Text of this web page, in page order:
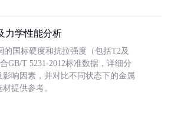
力学性能分析
的国标硬度和抗拉强度（包括T2及
GB/T 5231-2012标准数据，详细分
响因素，并对比不同状态下的金属
提供参考。